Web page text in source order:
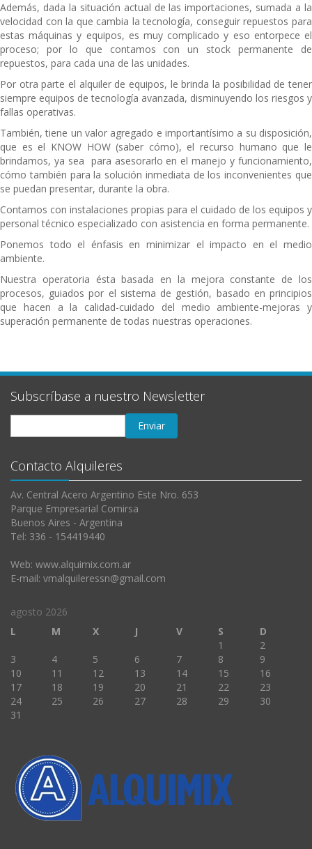
Además, dada la situación actual de las importaciones, sumada a la
velocidad con la que cambia la tecnología, conseguir repuestos para
estas máquinas y equipos, es muy complicado y eso entorpece el
proceso; por lo que contamos con un stock permanente de
repuestos, para cada una de las unidades.
Por otra parte el alquiler de equipos, le brinda la posibilidad de tener
siempre equipos de tecnología avanzada, disminuyendo los riesgos y
fallas operativas.
También, tiene un valor agregado e importantísimo a su disposición,
que es el KNOW HOW (saber cómo), el recurso humano que le
brindamos, ya sea para asesorarlo en el manejo y funcionamiento,
cómo también para la solución inmediata de los inconvenientes que
se puedan presentar, durante la obra.
Contamos con instalaciones propias para el cuidado de los equipos y
personal técnico especializado con asistencia en forma permanente.
Ponemos todo el énfasis en minimizar el impacto en el medio
ambiente.
Nuestra operatoria ésta basada en la mejora constante de los
procesos, guiados por el sistema de gestión, basado en principios
que hacen a la calidad-cuidado del medio ambiente-mejoras y
superación permanente de todas nuestras operaciones.
Subscríbase a nuestro Newsletter
Contacto Alquileres
Av. Central Acero Argentino Este Nro. 653
Parque Empresarial Comirsa
Buenos Aires - Argentina
Tel: 336 - 154419440
Web: www.alquimix.com.ar
E-mail: vmalquileressn@gmail.com
agosto 2026
L
M X J V S
D
1
2
3
4 5 6 7 8
9
10
11 12 13 14 15
16
17
18 19 20 21 22
23
24
25 26 27 28 29
30
31